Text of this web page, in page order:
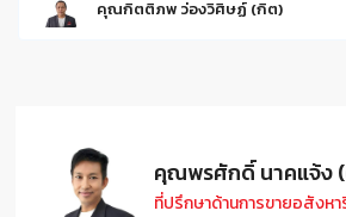
คุณกิตติภพ ว่องวิศิษฏ์ (กิต)
คุณพรศักดิ์ นาคแจ้ง
ที่ปรึกษาด้านการขายอสังห